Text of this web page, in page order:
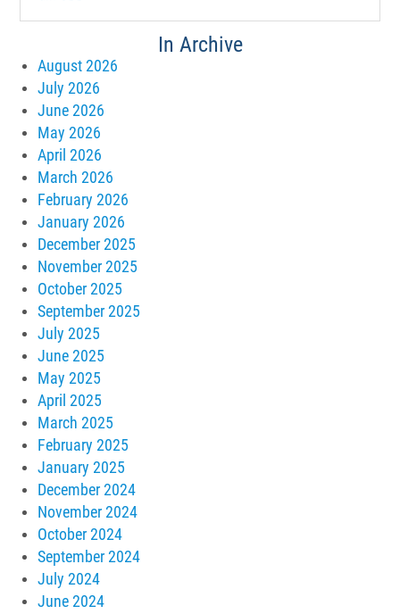
In Archive
August 2026
July 2026
June 2026
May 2026
April 2026
March 2026
February 2026
January 2026
December 2025
November 2025
October 2025
September 2025
July 2025
June 2025
May 2025
April 2025
March 2025
February 2025
January 2025
December 2024
November 2024
October 2024
September 2024
July 2024
June 2024